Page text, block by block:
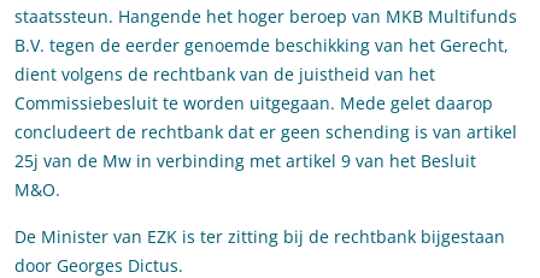
staatssteun. Hangende het hoger beroep van MKB Multifunds
B.V. tegen de eerder genoemde beschikking van het Gerecht,
dient volgens de rechtbank van de juistheid van het
Commissiebesluit te worden uitgegaan. Mede gelet daarop
concludeert de rechtbank dat er geen schending is van artikel
25j van de Mw in verbinding met artikel 9 van het Besluit
M&O.
De Minister van EZK is ter zitting bij de rechtbank bijgestaan
door Georges Dictus.